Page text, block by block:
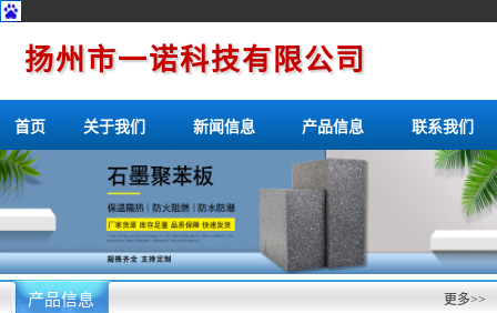
扬州市一诺科技有限公司
首页 关于我们 新闻信息 产品信息 联系我们
产品信息 更多>>